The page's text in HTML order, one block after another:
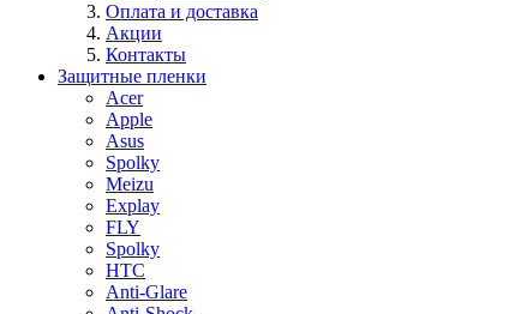
Оплата и доставка
Акции
Контакты
Защитные пленки
Acer
Apple
Asus
Spolky
Meizu
Explay
FLY
Spolky
HTC
Anti-Glare